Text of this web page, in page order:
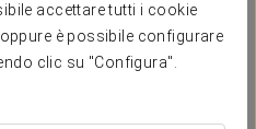
accettare tutti i cookie
è possibile configurare
clic su "Configura".